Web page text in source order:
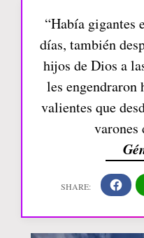
“Había gigantes
días, también
hijos de Dios a
les engendraron
valientes que
varones